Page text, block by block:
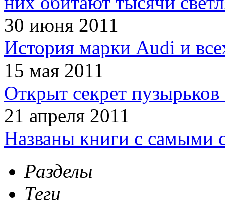
30 июня 2011
История марки Audi и
15 мая 2011
Открыт секрет пузырьков
21 апреля 2011
Названы книги с самыми
Разделы
Теги